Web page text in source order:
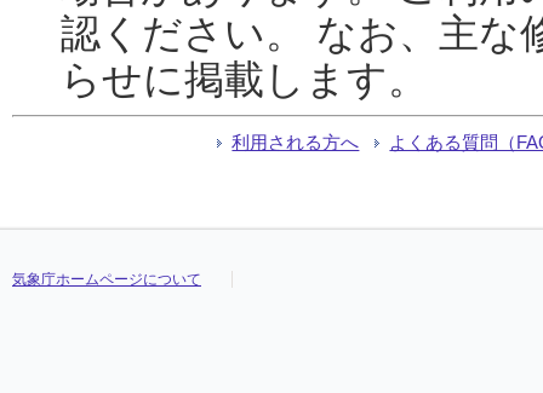
認ください。 なお、主な
らせに掲載します。
利用される方へ よくある質問（
気象庁ホームページについて